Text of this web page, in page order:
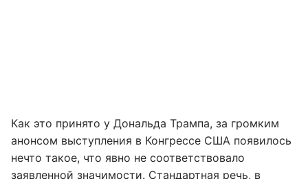
Как это принято у Дональда Трампа, за громким
анонсом выступления в Конгрессе США появилось
нечто такое, что явно не соответствовало
заявленной значимости. Стандартная речь, в